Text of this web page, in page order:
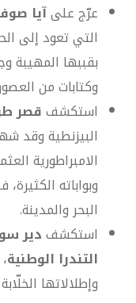
عرّج علىآيا
التي تعود إلى
بقببها المهيبة
وكتابات من
استكشفقصر
البيزنطية وقد
الامبراطورية
وبواباته
البحر والمدينة.
استكشفدير
التندرا الوطنية
وإطلالاتها